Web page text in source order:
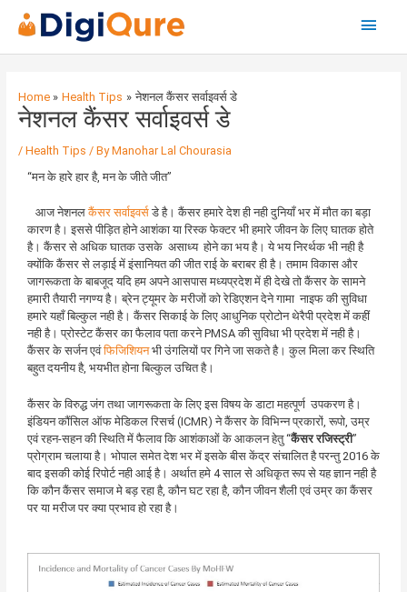
Main
Menu
Home Health Tips नेशनल कैंसर सर्वाइवर्स डे
नेशनल कैंसर सर्वाइवर्स डे
/ Health Tips / ByManohar Lal Chourasia
“मन के हारे हार है, मन के जीते जीत”
आज नेशनलकैंसर सर्वाइवर्स डे है। कैंसर हमारे देश ही नही दुनियाँ भर में मौत का बड़ा
कारण है। इससे पीड़ित होने आशंका या रिस्क फेक्टर भी हमारे जीवन के लिए घातक होते
है। कैंसर से अधिक घातक उसके असाध्य होने का भय है। ये भय निरर्थक भी नही है
क्योंकि कैंसर से लड़ाई में इंसानियत की जीत राई के बराबर ही है। तमाम विकास और
जागरूकता के बाबजूद यदि हम अपने आसपास मध्यप्रदेश में ही देखे तो कैंसर के सामने
हमारी तैयारी नगण्य है। ब्रेन ट्यूमर के मरीजों को रेडिएशन देने गामा नाइफ की सुविधा
हमारे यहाँ बिल्कुल नही है। कैंसर सिकाई के लिए आधुनिक प्रोटोन थेरैपी प्रदेश में कहीं
नही है। प्रोस्टेट कैंसर का फैलाव पता करने PMSA की सुविधा भी प्रदेश में नही है।
कैंसर के सर्जन एवंफिजिशियनभी उंगलियों पर गिने जा सकते है। कुल मिला कर स्थिति
बहुत दयनीय है, भयभीत होना बिल्कुल उचित है।
कैंसर के विरुद्ध जंग तथा जागरूकता के लिए इस विषय के डाटा महत्पूर्ण उपकरण है।
इंडियन कौंसिल ऑफ मेडिकल रिसर्च (ICMR) ने कैंसर के विभिन्न प्रकारों, रूपो, उम्र
एवं रहन-सहन की स्थिति में फैलाव कि आशंकाओं के आकलन हेतु “कैंसर रजिस्ट्री”
प्रोग्राम चलाया है। भोपाल समेत देश भर में इसके बीस केंद्र संचालित है परन्तु 2016 के
बाद इसकी कोई रिपोर्ट नही आई है। अर्थात हमे 4 साल से अधिकृत रूप से यह ज्ञान नही है
कि कौन कैंसर समाज मे बड़ रहा है, कौन घट रहा है, कौन जीवन शैली एवं उम्र का कैंसर
पर या मरीज पर क्या प्रभाव हो रहा है।